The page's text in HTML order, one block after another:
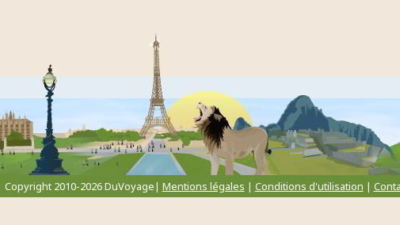
Copyright 2010-2026 DuVoyage| Mentions légales | Conditions d'utilisation |